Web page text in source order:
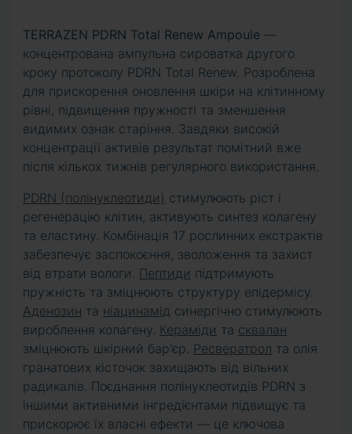
TERRAZEN PDRN Total Renew Ampoule —
концентрована ампульна сироватка другого
кроку протоколу PDRN Total Renew. Розроблена
для прискорення оновлення шкіри на клітинному
рівні, підвищення пружності та зменшення
видимих ознак старіння. Завдяки високій
концентрації активів результат помітний вже
після кількох тижнів регулярного використання.
PDRN (полінуклеотиди) стимулюють ріст і
регенерацію клітин, активують синтез колагену
та еластину. Комбінація 17 рослинних екстрактів
забезпечує заспокоєння, зволоження та захист
від втрати вологи. Пептиди підтримують
пружність та зміцнюють структуру епідермісу.
Аденозин та ніацинамід синергічно стимулюють
вироблення колагену. Кераміди та сквалан
зміцнюють шкірний бар'єр. Ресвератрол та олія
гранатових кісточок захищають від вільних
радикалів. Поєднання полінуклеотидів PDRN з
іншими активними інгредієнтами підвищує та
прискорює їх власні ефекти — це ключова